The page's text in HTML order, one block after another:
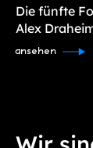
Die fünfte
Alex
ansehen